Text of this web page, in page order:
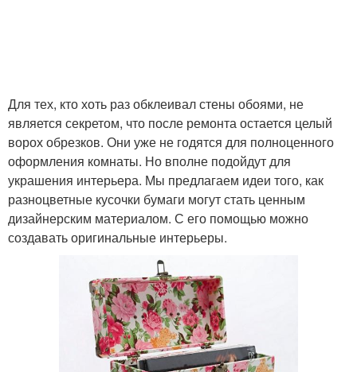
Для тех, кто хоть раз обклеивал стены обоями, не
является секретом, что после ремонта остается целый
ворох обрезков. Они уже не годятся для полноценного
оформления комнаты. Но вполне подойдут для
украшения интерьера. Мы предлагаем идеи того, как
разноцветные кусочки бумаги могут стать ценным
дизайнерским материалом. С его помощью можно
создавать оригинальные интерьеры.